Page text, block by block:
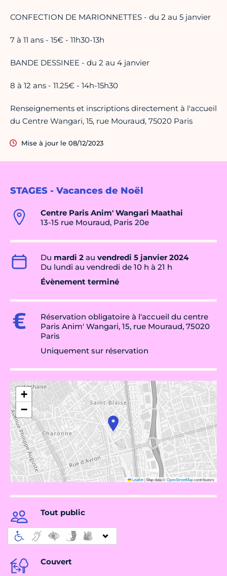
STAGES - Vacances de Noël
Centre Paris Anim' Wangari Maathai
13-15 rue Mouraud, Paris 20e
Du mardi 2 au vendredi 5 janvier 2024
Du lundi au vendredi de 10 h à 21 h
Évènement terminé
Réservation obligatoire à l'accueil du centre
Paris Anim' Wangari, 15, rue Mouraud, 75020
Paris
Uniquement sur réservation
+
−
Leaflet|Map data ©OpenStreetMapcontributors
Tout public
Couvert
CONFECTION DE MARIONNETTES - du 2 au 5 janvier
7 à 11 ans - 15€ - 11h30-13h
BANDE DESSINEE - du 2 au 4 janvier
8 à 12 ans - 11.25€ - 14h-15h30
Renseignements et inscriptions directement à l'accueil
du Centre Wangari, 15, rue Mouraud, 75020 Paris
Mise à jour le 08/12/2023